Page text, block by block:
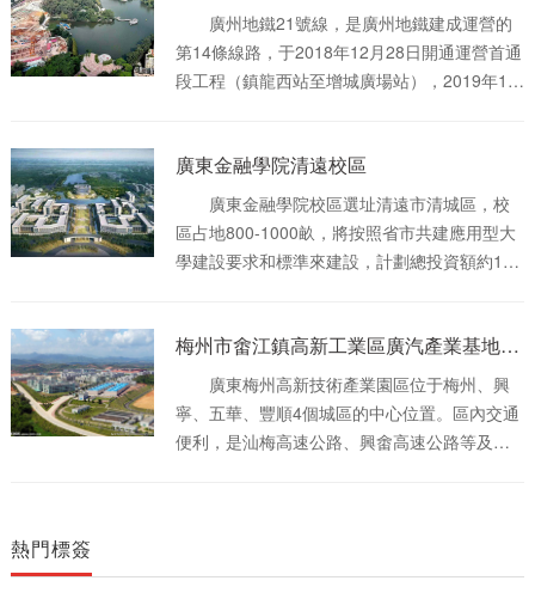
家批發市場3萬多商戶，年交易額近千億。
廣州地鐵21號線，是廣州地鐵建成運營的
第14條線路，于2018年12月28日開通運營首通
段工程（鎮龍西站至增城廣場站），2019年12
線路起于員村站，自西向東貫穿天河區、黃埔
區和增城區， [2] 貫穿東部新城區域，止于增
城廣場站，大致呈“廠字形”走向。 截至
2019年12月，廣州地鐵21號線線路全長61.6千
中地下站17座、高架站4座；采用6節編組B型
來廣州地鐵11號線和廣州地鐵13號線的車站，
位于天河區黃埔大道與天府路-員村二橫路十字
路口東北側的地底，是亞洲**的地下地鐵車站。
廣東金融學院清遠校區
廣東金融學院校區選址清遠市清城區，校
區占地800-1000畝，將按照省市共建應用型大
學建設要求和標準來建設，計劃總投資額約15
梅州市畬江鎮高新工業區廣汽產業基地項目
廣東梅州高新技術產業園區位于梅州、興
寧、五華、豐順4個城區的中心位置。區內交通
便利，是汕梅高速公路、興畬高速公路等及廣
高新區，位于梅州市區西南部約35公里處，處
熱門標簽